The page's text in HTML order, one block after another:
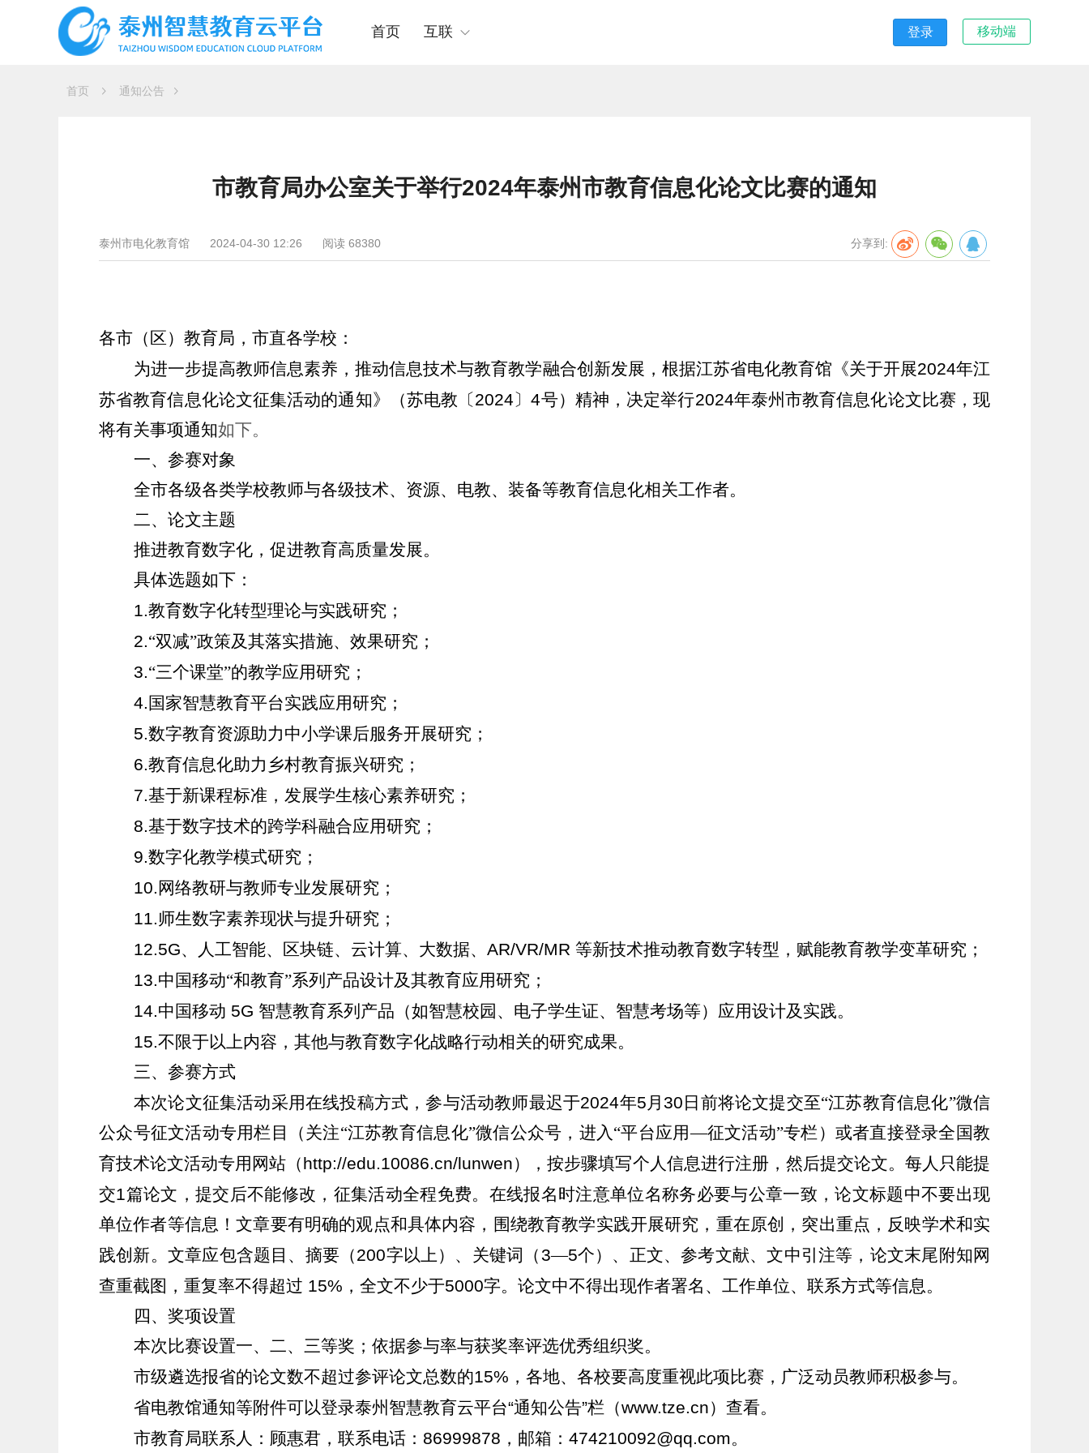
首页 互联 登录 移动端
首页 通知公告
市教育局办公室关于举行2024年泰州市教育信息化论文比赛的通知
泰州市电化教育馆 2024-04-30 12:26 阅读 68380 分享到:
各市（区）教育局，市直各学校：
为进一步提高教师信息素养，推动信息技术与教育教学融合创新发展，根据江苏省电化教育馆《关于开展2024年江
苏省教育信息化论文征集活动的通知》（苏电教〔2024〕4号）精神， 决定举行2024年泰州市教育信息化论文比赛 ，现
将有关事项通知如下。
一、参赛对象
全市各级各类学校教师与各级技术、资源、电教、装备等教育信息化相关工作者。
二、论文主题
推进教育数字化，促进教育高质量发展。
具体选题如下：
1.教育数字化转型理论与实践研究；
2.“双减”政策及其落实措施、效果研究；
3.“三个课堂”的教学应用研究；
4. 国家智慧教育平台实践应用研究；
5.数字教育资源助力中小学课后服务开展研究；
6.教育信息化助力乡村教育振兴研究；
7.基于新课程标准，发展学生核心素养研究；
8.基于数字技术的跨学科融合应用研究；
9.数字化教学模式研究；
10. 网络教研与教师专业发展研究；
11.师生数字素养现状与提升研究；
12.5G、人工智能、区块链、云计算、大数据、 AR/VR/MR 等新技术推动教育数字转型，赋能教育教学变革研究；
13.中国移动“和教育”系列产品设计及其教育应用研究；
14.中国移动 5G 智慧教育系列产品（如智慧校园、电子学生证、智慧考场等）应用设计及实践。
15.不限于以上内容，其他与教育数字化战略行动相关的研究成果。
三、参赛方式
本次论文征集活动采用在线投稿方式，参与活动教师最迟于2024年5月30 日前将论文提交至“江苏教育信息化”微信
公众号征文活动专用栏目（关注“江苏教育信息化”微信公众号，进入“平台应用—征文活动”专栏）或者直接登录全国教
育技术论文活动专用网站（http://edu.10086.cn/lunwen），按步骤填写个人信息进行注册，然后提交论文。每人只能提
交1篇论文，提交后不能修改，征集活动全程免费。在线报名时注意单位名称务必要与公章一致，论文标题中不要出现
单位作者等信息！文章要有明确的观点和具体内容，围绕教育教学实践开展研究，重在原创，突出重点，反映学术和实
践创新。文章应包含题目、摘要（200字以上）、关键词（3—5个）、正文、参考文献、文中引注等，论文末尾附知网
查重截图，重复率不得超过 15% ，全文不少于5000字。论文中不得出现作者署名、工作单位、联系方式等信息。
四、奖项设置
本次比赛设置一、二、三等奖；依据参与率与获奖率评选优秀组织奖。
市级遴选报省的论文数不超过参评论文总数的15% ，各地、各校要高度重视此项比赛，广泛动员教师积极参与。
省电教馆通知等附件可以登录泰州智慧教育云平台“通知公告”栏（www.tze.cn）查看。
市教育局联系人：顾惠君，联系电话： 86999878 ，邮箱： 474210092@qq.com。